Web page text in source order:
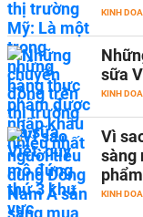
KINH
sữa
KINH
Vì
sàng
KINH